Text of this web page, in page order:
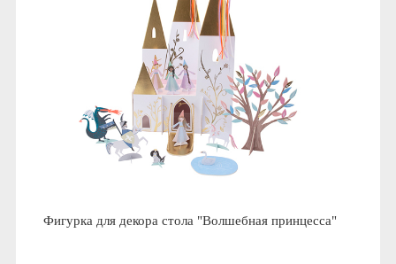
Фигурка для декора стола "Волшебная принцесса"